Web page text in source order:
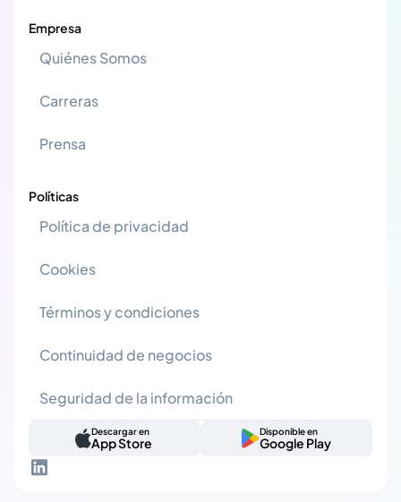
Empresa
Quiénes Somos
Carreras
Prensa
Políticas
Política de privacidad
Cookies
Términos y condiciones
Continuidad de negocios
Seguridad de la información
Descargar en
App Store
Disponible en
Google Play